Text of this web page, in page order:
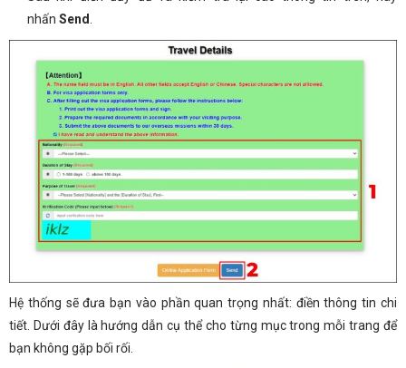
nhấn Send
Hệ thống sẽ đưa bạn vào phần quan trọng nhất: điền thông tin chi
tiết. Dưới đây là hướng dẫn cụ thể cho từng mục trong mỗi trang để
bạn không gặp bối rối.